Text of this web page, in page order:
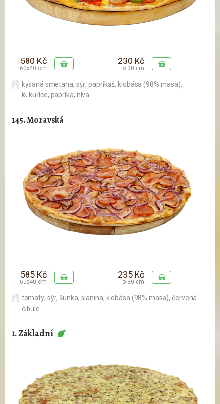
580 Kč
60x40 cm
230 Kč
ø 30 cm
kysaná smetana, sýr, paprikáš, klobása (98% masa),
kukuřice, paprika, niva
145. Moravská
585 Kč
60x40 cm
235 Kč
ø 30 cm
tomaty, sýr, šunka, slanina, klobása (98% masa), červená
cibule
1. Základní